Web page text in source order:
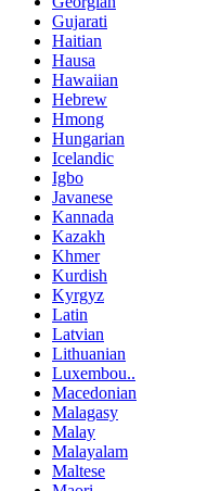
Gujarati
Haitian
Hausa
Hawaiian
Hebrew
Hmong
Hungarian
Icelandic
Igbo
Javanese
Kannada
Kazakh
Khmer
Kurdish
Kyrgyz
Latin
Latvian
Lithuanian
Luxembou..
Macedonian
Malagasy
Malay
Malayalam
Maltese